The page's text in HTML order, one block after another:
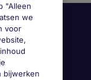
"Alleen
we
voor
bijwerken